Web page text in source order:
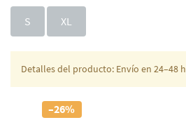
S XL
Detalles del producto: Envío en 24–48 h
–26%